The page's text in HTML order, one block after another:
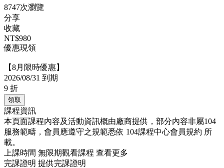
8747次瀏覽
分享
收藏
NT$980
優惠現領
【8月限時優惠】
2026/08/31 到期
9 折
領取
課程資訊
本頁面課程內容及活動資訊概由廠商提供，部分內容非屬104
服務範疇，會員應遵守之規範悉依 104課程中心會員規約 所
載。
上課時間 無限期觀看課程 查看更多
完課證明 提供完課證明